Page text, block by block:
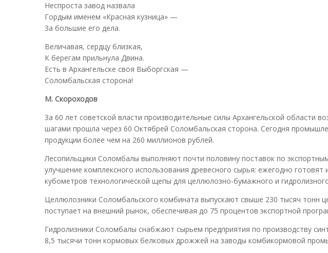
Неспроста завод назвала
Гордым именем «Красная кузница» —
За большие его дела.
Величавая, сердцу близкая,
К берегам прильнула Двина.
Есть в Архангельске своя Выборгская —
Соломбальская сторона!
М. Скороходов
За 60 лет советской власти производительные силы Архангельской области
шагами прошла через 60 Октябрей Соломбальская сторона. Сегодня
продукции более чем на 260 миллионов рублей.
Лесопильщики Соломбалы выполняют почти половину поставок по
улучшение комплексного использования древесного сырья: ежегодно
кубометров технологической щепы для целлюлозно-бумажного и
Целлюлозники Соломбальского комбината выпускают свыше 230 тысяч тонн
поступает на внешний рынок, обеспечивая до 75 процентов экспортной
Гидролизники Соломбалы снабжают сырьем предприятия по производству
8,5 тысячи тонн кормовых белковых дрожжей на заводы комбикормовой